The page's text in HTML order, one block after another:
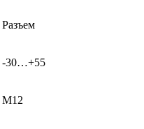
Разъем
-30…+55
M12